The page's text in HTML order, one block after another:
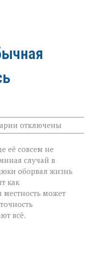
к
записи
укус:
как
обычная
прогулка
обернулась
трагедией»
отключены
её совсем не
случай в
оборвал жизнь
как
может
всё.